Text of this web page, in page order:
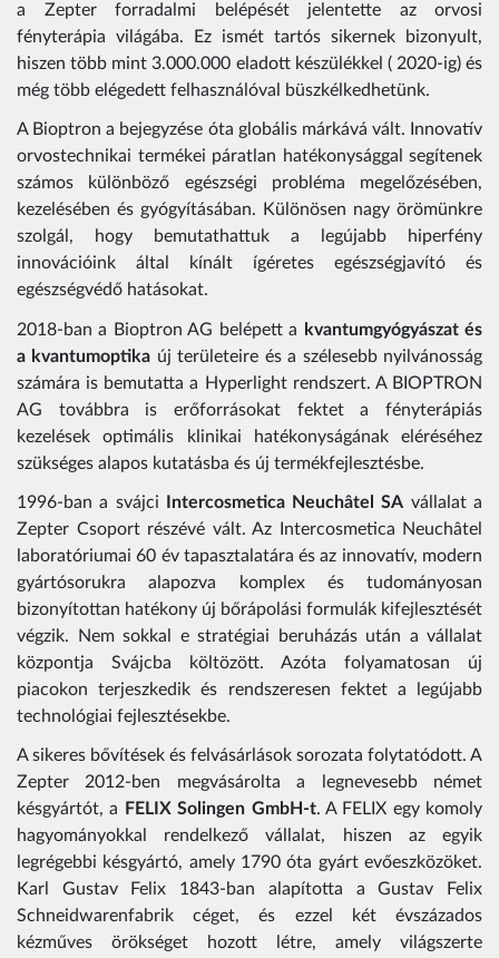
a Zepter forradalmi belépését jelentette az orvosi
fényterápia világába. Ez ismét tartós sikernek bizonyult,
hiszen több mint 3.000.000 eladott készülékkel ( 2020-ig) és
még több elégedett felhasználóval büszkélkedhetünk.
A Bioptron a bejegyzése óta globális márkává vált. Innovatív
orvostechnikai termékei páratlan hatékonysággal segítenek
számos különböző egészségi probléma megelőzésében,
kezelésében és gyógyításában. Különösen nagy örömünkre
szolgál, hogy bemutathattuk a legújabb hiperfény
innovációink által kínált ígéretes egészségjavító és
egészségvédő hatásokat.
2018-ban a Bioptron AG belépett a kvantumgyógyászat és
a kvantumoptika új területeire és a szélesebb nyilvánosság
számára is bemutatta a Hyperlight rendszert. A BIOPTRON
AG továbbra is erőforrásokat fektet a fényterápiás
kezelések optimális klinikai hatékonyságának eléréséhez
szükséges alapos kutatásba és új termékfejlesztésbe.
1996-ban a svájci Intercosmetica Neuchâtel SA vállalat a
Zepter Csoport részévé vált. Az Intercosmetica Neuchâtel
laboratóriumai 60 év tapasztalatára és az innovatív, modern
gyártósorukra alapozva komplex és tudományosan
bizonyítottan hatékony új bőrápolási formulák kifejlesztését
végzik. Nem sokkal e stratégiai beruházás után a vállalat
központja Svájcba költözött. Azóta folyamatosan új
piacokon terjeszkedik és rendszeresen fektet a legújabb
technológiai fejlesztésekbe.
A sikeres bővítések és felvásárlások sorozata folytatódott. A
Zepter 2012-ben megvásárolta a legnevesebb német
késgyártót, a
FELIX Solingen GmbH-t. A FELIX egy komoly
hagyományokkal rendelkező vállalat, hiszen az egyik
legrégebbi késgyártó, amely 1790 óta gyárt evőeszközöket.
Karl Gustav Felix 1843-ban alapította a Gustav Felix
Schneidwarenfabrik céget, és ezzel két évszázados
kézműves örökséget hozott létre, amely világszerte